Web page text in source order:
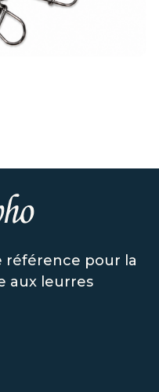
référence pour la
aux leurres